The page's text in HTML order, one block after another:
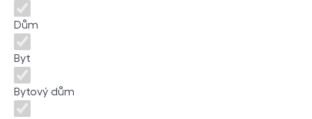
Dům
Byt
Bytový dům